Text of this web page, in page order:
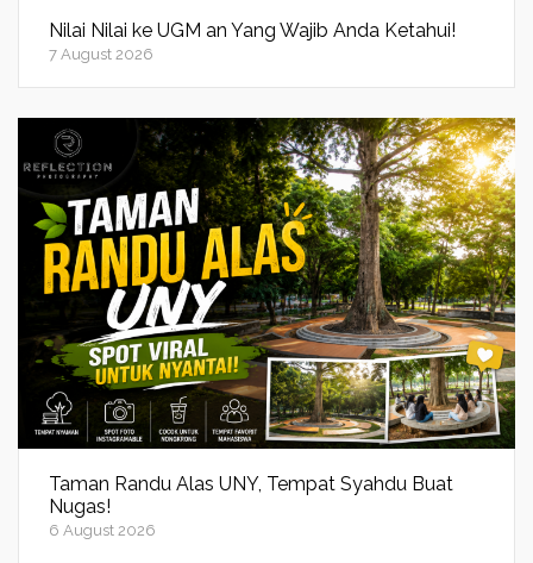
Nilai Nilai ke UGM an Yang Wajib Anda Ketahui!
7 August 2026
Taman Randu Alas UNY, Tempat Syahdu Buat
Nugas!
6 August 2026